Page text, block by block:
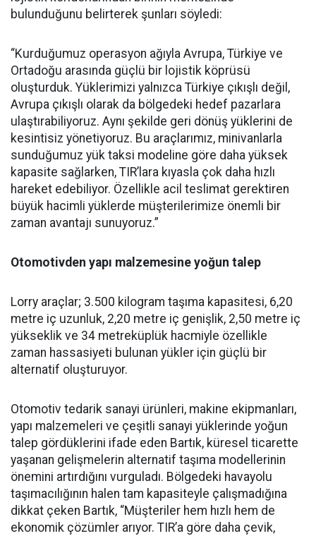
bulunduğunu belirterek şunları söyledi:
“Kurduğumuz operasyon ağıyla Avrupa, Türkiye ve
Ortadoğu arasında güçlü bir lojistik köprüsü
oluşturduk. Yüklerimizi yalnızca Türkiye çıkışlı değil,
Avrupa çıkışlı olarak da bölgedeki hedef pazarlara
ulaştırabiliyoruz. Aynı şekilde geri dönüş yüklerini de
kesintisiz yönetiyoruz. Bu araçlarımız, minivanlarla
sunduğumuz yük taksi modeline göre daha yüksek
kapasite sağlarken, TIR’lara kıyasla çok daha hızlı
hareket edebiliyor. Özellikle acil teslimat gerektiren
büyük hacimli yüklerde müşterilerimize önemli bir
zaman avantajı sunuyoruz.”
Otomotivden yapı malzemesine yoğun talep
Lorry araçlar; 3.500 kilogram taşıma kapasitesi, 6,20
metre iç uzunluk, 2,20 metre iç genişlik, 2,50 metre iç
yükseklik ve 34 metreküplük hacmiyle özellikle
zaman hassasiyeti bulunan yükler için güçlü bir
alternatif oluşturuyor.
Otomotiv tedarik sanayi ürünleri, makine ekipmanları,
yapı malzemeleri ve çeşitli sanayi yüklerinde yoğun
talep gördüklerini ifade eden Bartık, küresel ticarette
yaşanan gelişmelerin alternatif taşıma modellerinin
önemini artırdığını vurguladı. Bölgedeki havayolu
taşımacılığının halen tam kapasiteyle çalışmadığına
dikkat çeken Bartık, “Müşteriler hem hızlı hem de
ekonomik çözümler arıyor. TIR’a göre daha çevik,